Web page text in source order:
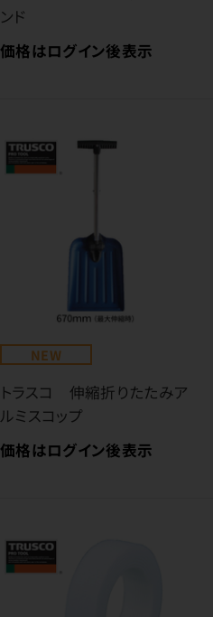
ンド
価格はログイン後表示
NEW
トラスコ 伸縮折りたたみア
ルミスコップ
価格はログイン後表示